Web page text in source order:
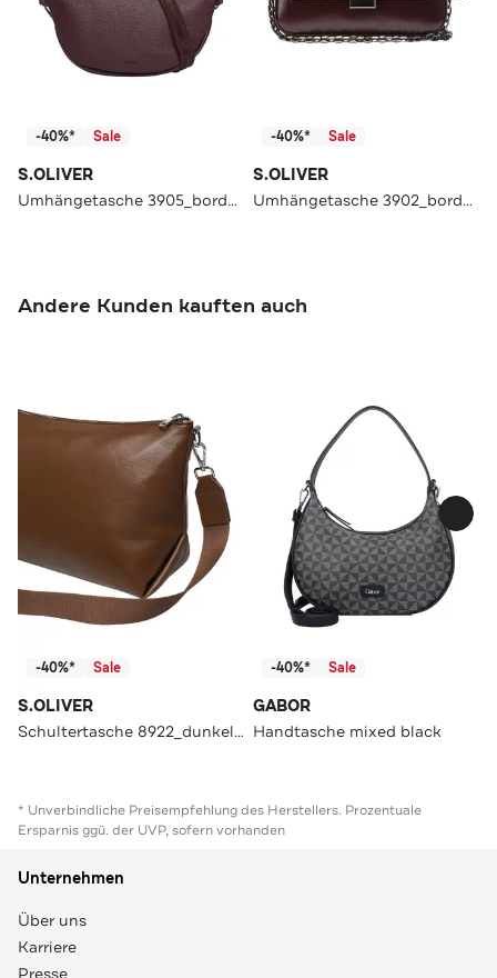
-40%* Sale
S.OLIVER
Umhängetasche 3905_bordeaux
-40%* Sale
S.OLIVER
Umhängetasche 3902_bordeaux
Andere Kunden kauften auch
-40%* Sale
S.OLIVER
Schultertasche 8922_dunkelbraun
-40%* Sale
GABOR
Handtasche mixed black
* Unverbindliche Preisempfehlung des Herstellers. Prozentuale
Ersparnis ggü. der UVP, sofern vorhanden
Unternehmen
Über uns
Karriere
Presse